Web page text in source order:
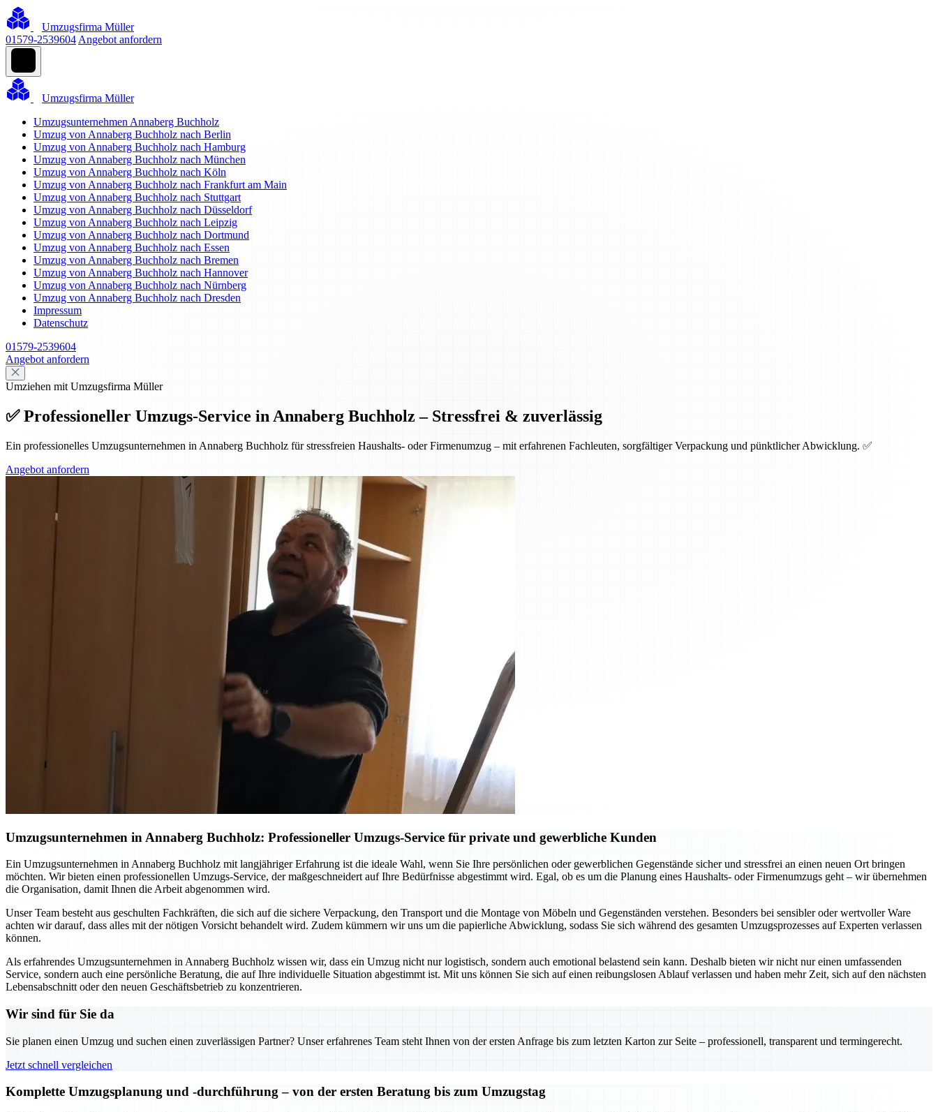
Umzugsfirma Müller
01579-2539604 Angebot anfordern
Umzugsfirma Müller
Umzugsunternehmen Annaberg Buchholz
Umzug von Annaberg Buchholz nach Berlin
Umzug von Annaberg Buchholz nach Hamburg
Umzug von Annaberg Buchholz nach München
Umzug von Annaberg Buchholz nach Köln
Umzug von Annaberg Buchholz nach Frankfurt am Main
Umzug von Annaberg Buchholz nach Stuttgart
Umzug von Annaberg Buchholz nach Düsseldorf
Umzug von Annaberg Buchholz nach Leipzig
Umzug von Annaberg Buchholz nach Dortmund
Umzug von Annaberg Buchholz nach Essen
Umzug von Annaberg Buchholz nach Bremen
Umzug von Annaberg Buchholz nach Hannover
Umzug von Annaberg Buchholz nach Nürnberg
Umzug von Annaberg Buchholz nach Dresden
Impressum
Datenschutz
01579-2539604
Angebot anfordern
Umziehen mit Umzugsfirma Müller
✅ Professioneller Umzugs-Service in Annaberg Buchholz – Stressfrei & zuverlässig
Ein professionelles Umzugsunternehmen in Annaberg Buchholz für stressfreien Haushalts- oder Firmenumzug – mit erfahrenen Fachleuten, sorgfältiger Verpackung und pünktlicher Abwicklung. ✅
Angebot anfordern
Umzugsunternehmen in Annaberg Buchholz: Professioneller Umzugs-Service für private und gewerbliche Kunden
Ein Umzugsunternehmen in Annaberg Buchholz mit langjähriger Erfahrung ist die ideale Wahl, wenn Sie Ihre persönlichen oder gewerblichen Gegenstände sicher und stressfrei an einen neuen Ort bringen
möchten. Wir bieten einen professionellen Umzugs-Service, der maßgeschneidert auf Ihre Bedürfnisse abgestimmt wird. Egal, ob es um die Planung eines Haushalts- oder Firmenumzugs geht – wir übernehmen
die Organisation, damit Ihnen die Arbeit abgenommen wird.
Unser Team besteht aus geschulten Fachkräften, die sich auf die sichere Verpackung, den Transport und die Montage von Möbeln und Gegenständen verstehen. Besonders bei sensibler oder wertvoller Ware
achten wir darauf, dass alles mit der nötigen Vorsicht behandelt wird. Zudem kümmern wir uns um die papierliche Abwicklung, sodass Sie sich während des gesamten Umzugsprozesses auf Experten verlassen
können.
Als erfahrendes Umzugsunternehmen in Annaberg Buchholz wissen wir, dass ein Umzug nicht nur logistisch, sondern auch emotional belastend sein kann. Deshalb bieten wir nicht nur einen umfassenden
Service, sondern auch eine persönliche Beratung, die auf Ihre individuelle Situation abgestimmt ist. Mit uns können Sie sich auf einen reibungslosen Ablauf verlassen und haben mehr Zeit, sich auf den nächsten
Lebensabschnitt oder den neuen Geschäftsbetrieb zu konzentrieren.
Wir sind für Sie da
Sie planen einen Umzug und suchen einen zuverlässigen Partner? Unser erfahrenes Team steht Ihnen von der ersten Anfrage bis zum letzten Karton zur Seite – professionell, transparent und termingerecht.
Jetzt schnell vergleichen
Komplette Umzugsplanung und -durchführung – von der ersten Beratung bis zum Umzugstag